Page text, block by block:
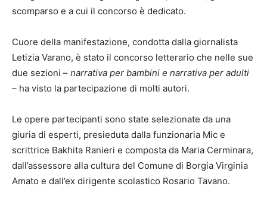
scomparso e a cui il concorso è dedicato.
Cuore della manifestazione, condotta dalla giornalista
Letizia Varano, è stato il concorso letterario che nelle sue
due sezioni – narrativa per bambini e narrativa per adulti
– ha visto la partecipazione di molti autori.
Le opere partecipanti sono state selezionate da una
giuria di esperti, presieduta dalla funzionaria Mic e
scrittrice Bakhita Ranieri e composta da Maria Cerminara,
dall’assessore alla cultura del Comune di Borgia Virginia
Amato e dall’ex dirigente scolastico Rosario Tavano.